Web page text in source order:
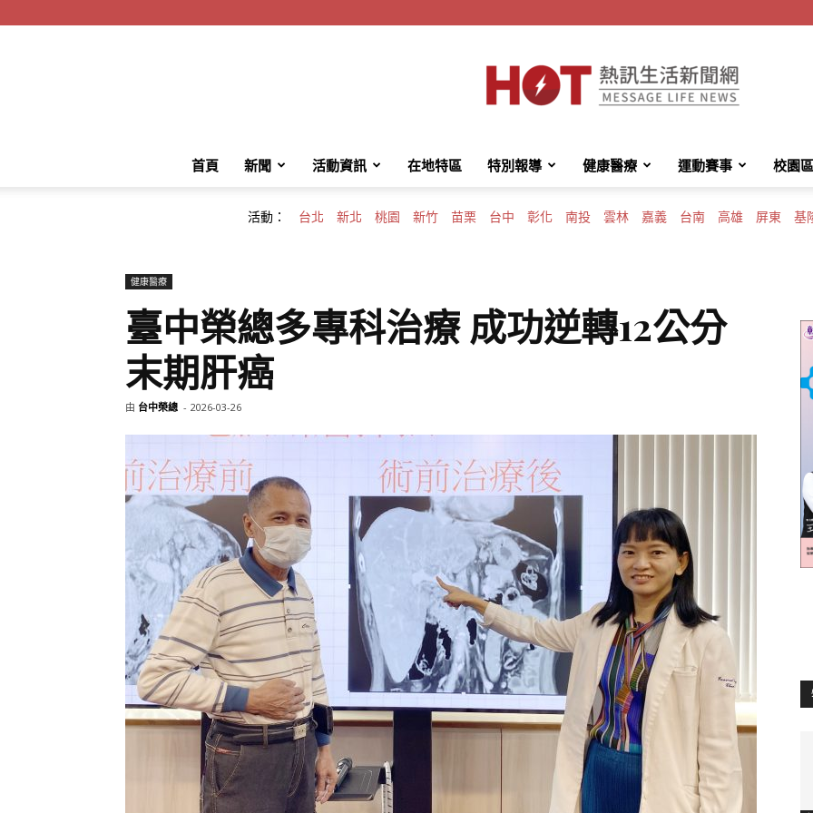
HotMessage
生
活
新
首頁 新聞 活動資訊 在地特區 特別報導 健康醫療 運動賽事 校園區
活動： 台北 新北 桃園 新竹 苗栗 台中 彰化 南投 雲林 嘉義 台南 高雄 屏東 基
健康醫療
臺中榮總多專科治療 成功逆轉12公分
末期肝癌
由 台中榮總 - 2026-03-26